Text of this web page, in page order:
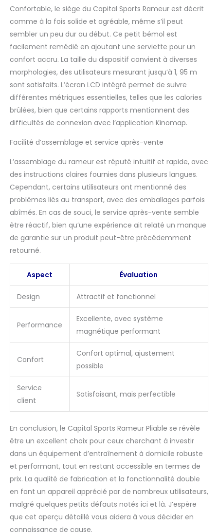
voir vos battements
par minute, les calories
brûlées et vos
performances globales
pendant votre séance
d'exercice. RAMEZ PUIS
RANGEZ FACILEMENT : Ce
rameur d'appartement
est pliable, ce qui
permet de le ranger
soigneusement une
fois l'entraînement
terminé. L'ajout de
roulettes permet de
déplacer le rameur à
l'intérieur et à l'extérieur
de l'espace de
rangement.
Confortable, le siège du Capital Sports Rameur est décrit
comme à la fois solide et agréable, même s’il peut
sembler un peu dur au début. Ce petit bémol est
facilement remédié en ajoutant une serviette pour un
confort accru. La taille du dispositif convient à diverses
morphologies, des utilisateurs mesurant jusqu’à 1, 95 m
sont satisfaits. L’écran LCD intégré permet de suivre
différentes métriques essentielles, telles que les calories
brûlées, bien que certains rapports mentionnent des
difficultés de connexion avec l’application Kinomap.
Facilité d’assemblage et service après-vente
L’assemblage du rameur est réputé intuitif et rapide, avec
des instructions claires fournies dans plusieurs langues.
Cependant, certains utilisateurs ont mentionné des
problèmes liés au transport, avec des emballages parfois
abîmés. En cas de souci, le service après-vente semble
être réactif, bien qu’une expérience ait relaté un manque
de garantie sur un produit peut-être précédemment
retourné.
Aspect Évaluation
Design Attractif et fonctionnel
Performance
Excellente, avec système
magnétique performant
Confort
Confort optimal, ajustement
possible
Service
client
Satisfaisant, mais perfectible
En conclusion, le Capital Sports Rameur Pliable se révèle
être un excellent choix pour ceux cherchant à investir
dans un équipement d’entraînement à domicile robuste
et performant, tout en restant accessible en termes de
prix. La qualité de fabrication et la fonctionnalité double
en font un appareil apprécié par de nombreux utilisateurs,
malgré quelques petits défauts notés ici et là. J’espère
que cet aperçu détaillé vous aidera à vous décider en
connaissance de cause.